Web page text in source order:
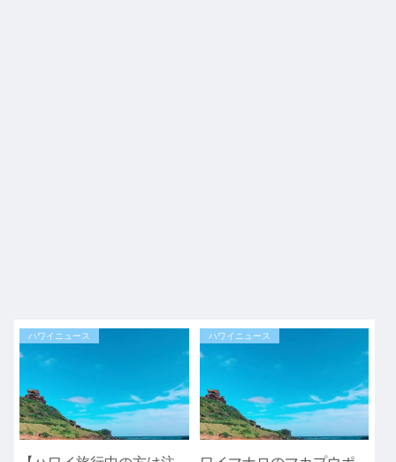
ハワイニュース ハワイニュース